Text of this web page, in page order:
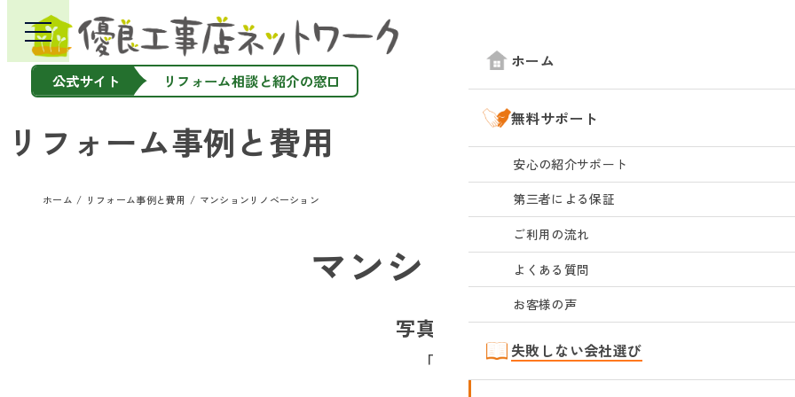
公式サイト リフォーム相談と紹介の窓口
ホーム
無料サポート
安心の紹介サポート
第三者による保証
ご利用の流れ
よくある質問
お客様の声
失敗しない会社選び
リフォーム事例と費用
ホーム リフォーム事例と費用 マンションリノベーション
マンションリノベーション
写真と価格で、わが家の目安が分かります
「うちに近い事例」からご覧ください。